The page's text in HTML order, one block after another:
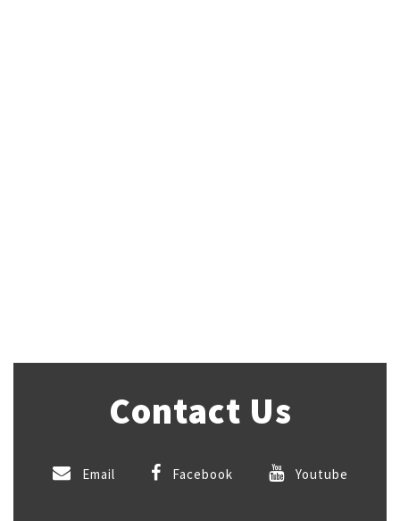
Contact Us
Email Facebook Youtube